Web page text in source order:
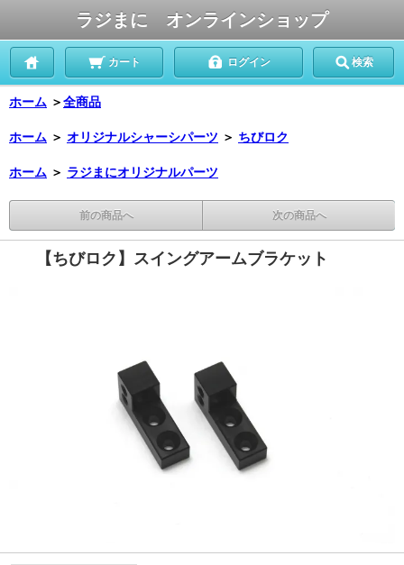
ラジまに オンラインショップ
カート ログイン 検索
ホーム ＞全商品
ホーム ＞ オリジナルシャーシパーツ ＞ ちびロク
ホーム ＞ ラジまにオリジナルパーツ
前の商品へ 次の商品へ
【ちびロク】スイングアームブラケット